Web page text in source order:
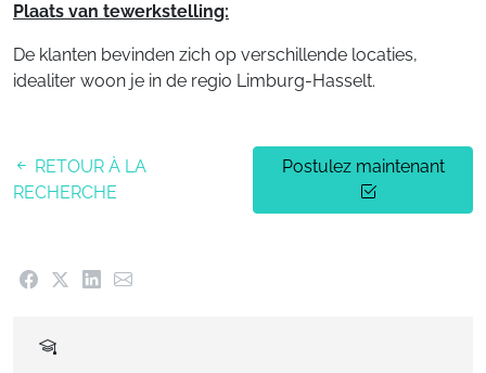
Plaats van tewerkstelling:
De klanten bevinden zich op verschillende locaties,
idealiter woon je in de regio Limburg-Hasselt.
RETOUR À LA
RECHERCHE
Postulez maintenant